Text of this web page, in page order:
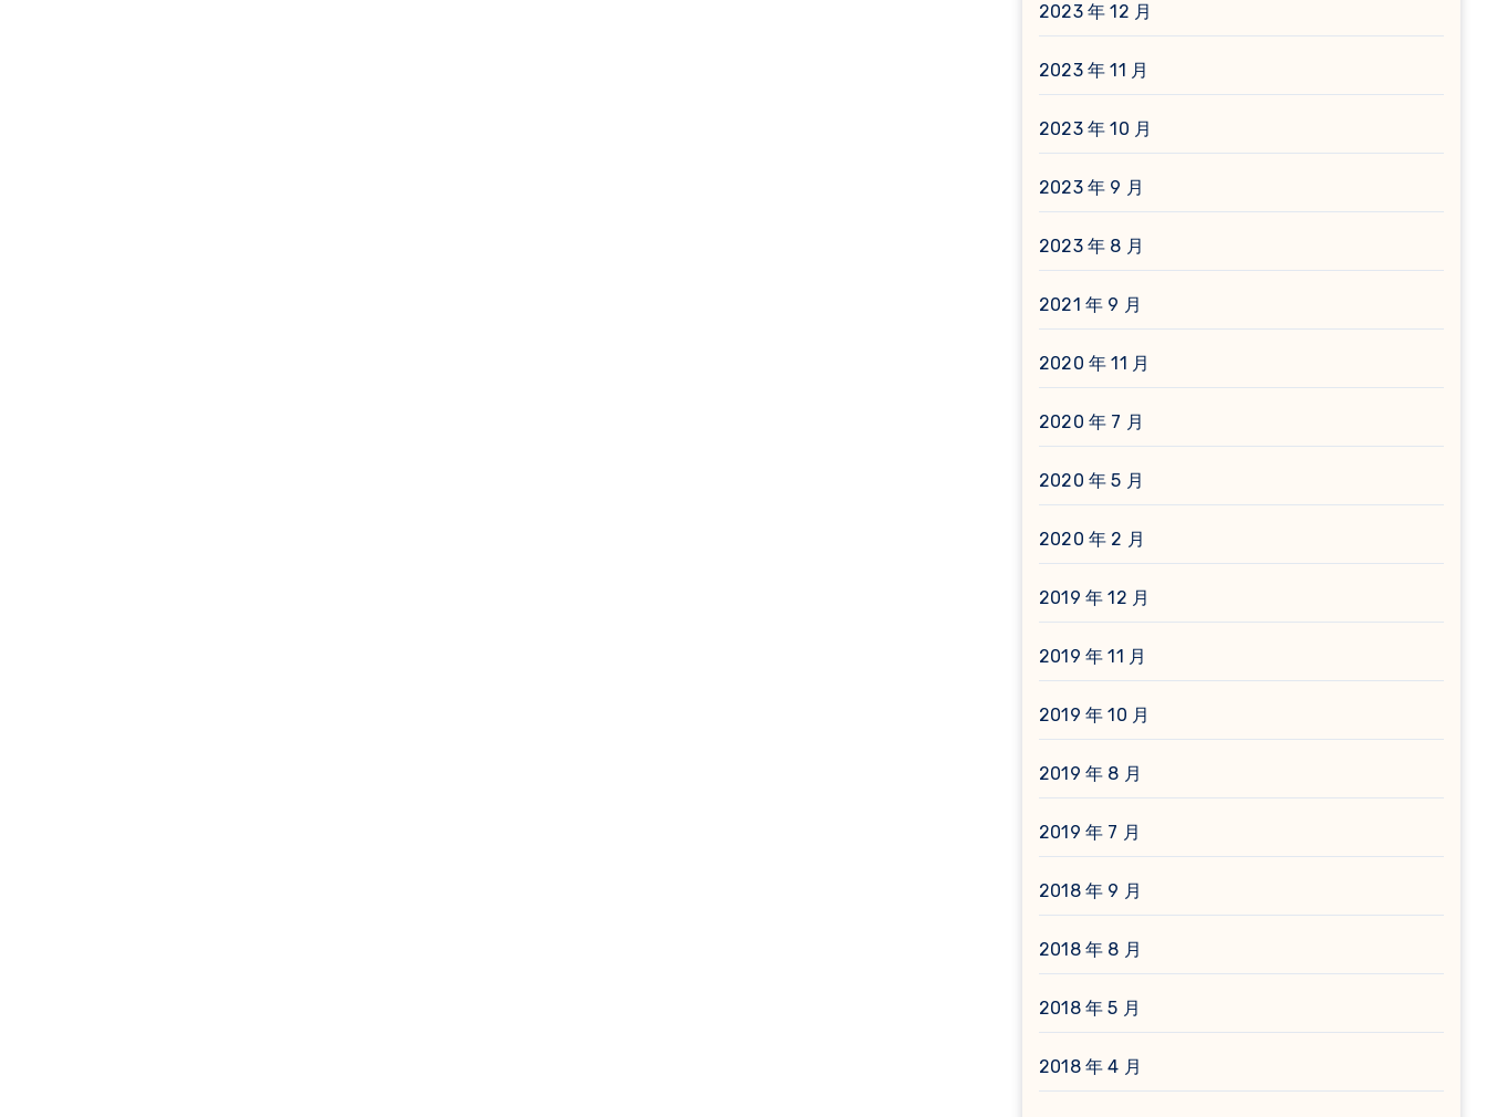
2023 年 12 月
2023 年 11 月
2023 年 10 月
2023 年 9 月
2023 年 8 月
2021 年 9 月
2020 年 11 月
2020 年 7 月
2020 年 5 月
2020 年 2 月
2019 年 12 月
2019 年 11 月
2019 年 10 月
2019 年 8 月
2019 年 7 月
2018 年 9 月
2018 年 8 月
2018 年 5 月
2018 年 4 月